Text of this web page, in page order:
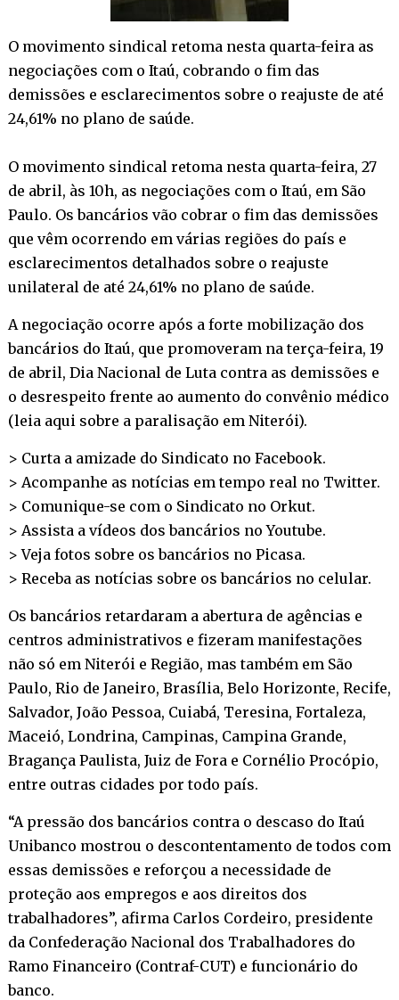
O movimento sindical retoma nesta quarta-feira as
negociações com o Itaú, cobrando o fim das
demissões e esclarecimentos sobre o reajuste de até
24,61% no plano de saúde.
O movimento sindical retoma nesta quarta-feira, 27
de abril, às 10h, as negociações com o Itaú, em São
Paulo. Os bancários vão cobrar o fim das demissões
que vêm ocorrendo em várias regiões do país e
esclarecimentos detalhados sobre o reajuste
unilateral de até 24,61% no plano de saúde.
A negociação ocorre após a forte mobilização dos
bancários do Itaú, que promoveram na terça-feira, 19
de abril, Dia Nacional de Luta contra as demissões e
o desrespeito frente ao aumento do convênio médico
(leia aqui sobre a paralisação em Niterói).
> Curta a amizade do Sindicato no Facebook.
> Acompanhe as notícias em tempo real no Twitter.
> Comunique-se com o Sindicato no Orkut.
> Assista a vídeos dos bancários noYoutube.
> Veja fotos sobre os bancários no Picasa.
> Receba as notícias sobre os bancários no celular.
Os bancários retardaram a abertura de agências e
centros administrativos e fizeram manifestações
não só em Niterói e Região, mas também em São
Paulo, Rio de Janeiro, Brasília, Belo Horizonte, Recife,
Salvador, João Pessoa, Cuiabá, Teresina, Fortaleza,
Maceió, Londrina, Campinas, Campina Grande,
Bragança Paulista, Juiz de Fora e Cornélio Procópio,
entre outras cidades por todo país.
“A pressão dos bancários contra o descaso do Itaú
Unibanco mostrou o descontentamento de todos com
essas demissões e reforçou a necessidade de
proteção aos empregos e aos direitos dos
trabalhadores”, afirma Carlos Cordeiro, presidente
da Confederação Nacional dos Trabalhadores do
Ramo Financeiro (Contraf-CUT) e funcionário do
banco.